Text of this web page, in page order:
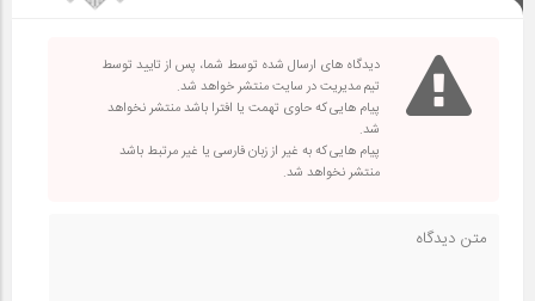
دیدگاه های ارسال شده توسط شما، پس از تایید توسط
تیم مدیریت در سایت منتشر خواهد شد.
پیام هایی که حاوی تهمت یا افترا باشد منتشر نخواهد
شد.
پیام هایی که به غیر از زبان فارسی یا غیر مرتبط باشد
منتشر نخواهد شد.